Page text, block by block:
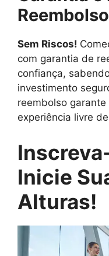
Reembolso
Sem Riscos!
com garantia de
confiança,
investimento
reembolso
experiência livre
Inicie
Alturas!